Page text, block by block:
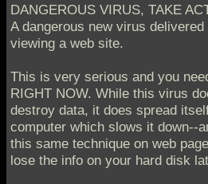
DANGEROUS VIRUS, TAKE
A dangerous new virus
viewing a web site.
This is very serious and you
RIGHT NOW. While this virus
destroy data, it does spread
computer which slows it down--
this same technique on web
lose the info on your hard disk